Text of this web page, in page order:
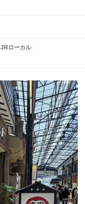
JRローカル